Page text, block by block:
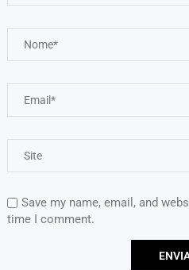
Save my name, email, and
time I comment.